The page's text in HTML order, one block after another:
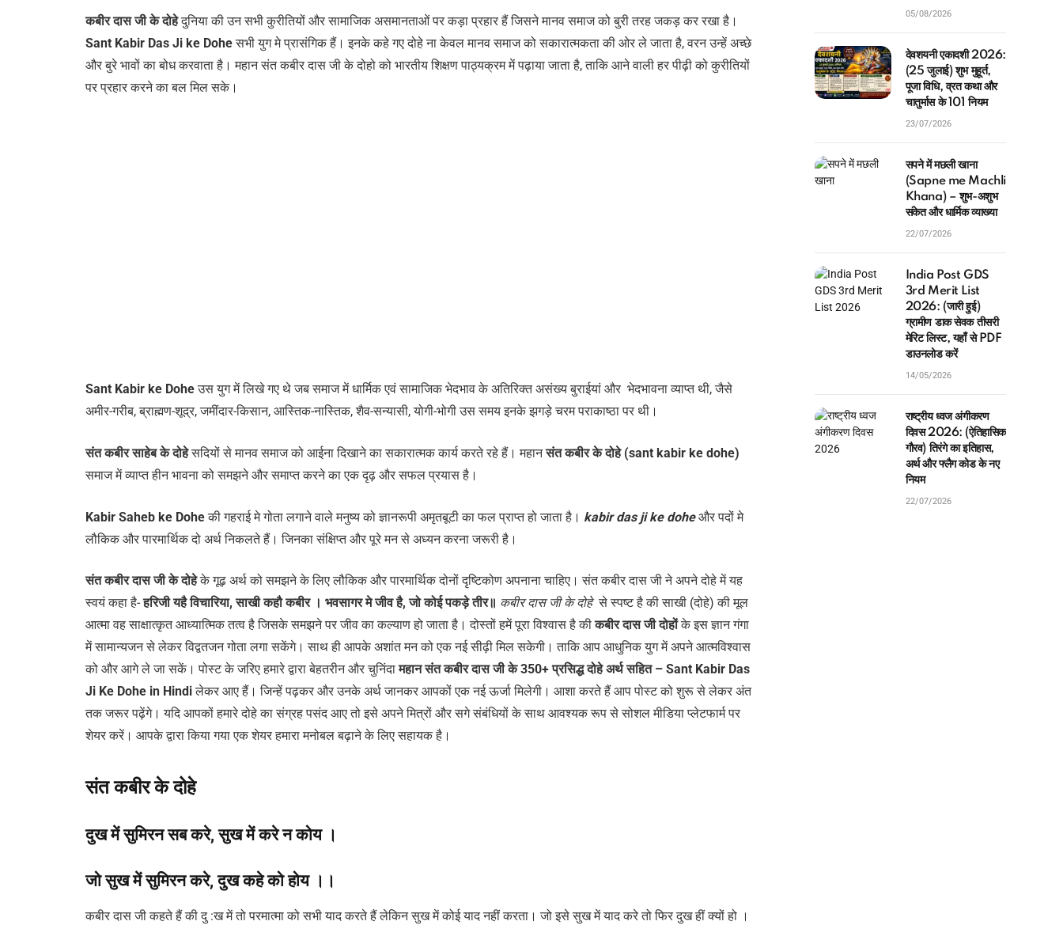
कबीर दास जी के दोहेदुनिया की उन सभी कुरीतियों और सामाजिक असमानताओं पर कड़ा प्रहार हैं जिसने मानव समाज को बुरी तरह जकड़ कर रखा है।
Sant Kabir Das Ji ke Doheसभी युग मे प्रासंगिक हैं। इनके कहे गए दोहे ना केवल मानव समाज को सकारात्मकता की ओर ले जाता है, वरन उन्हें अच्छे
और बुरे भावों का बोध करवाता है। महान संत कबीर दास जी के दोहो को भारतीय शिक्षण पाठ्यक्रम में पढ़ाया जाता है, ताकि आने वाली हर पीढ़ी को कुरीतियों
पर प्रहार करने का बल मिल सके।
Sant Kabir ke Doheउस युग में लिखे गए थे जब समाज में धार्मिक एवं सामाजिक भेदभाव के अतिरिक्त असंख्य बुराईयां और भेदभावना व्याप्त थी, जैसे
अमीर-गरीब, ब्राह्मण-शूद्र, जमींदार-किसान, आस्तिक-नास्तिक, शैव-सन्यासी, योगी-भोगी उस समय इनके झगड़े चरम पराकाष्ठा पर थी।
संत कबीर साहेब के दोहेसदियों से मानव समाज को आईना दिखाने का सकारात्मक कार्य करते रहे हैं। महानसंत कबीर के दोहे (sant kabir ke dohe)
समाज में व्याप्त हीन भावना को समझने और समाप्त करने का एक दृढ़ और सफल प्रयास है।
Kabir Saheb ke Doheकी गहराई मे गोता लगाने वाले मनुष्य को ज्ञानरूपी अमृतबूटी का फल प्राप्त हो जाता है। kabir das ji ke doheऔर पदों मे
लौकिक और पारमार्थिक दो अर्थ निकलते हैं। जिनका संक्षिप्त और पूरे मन से अध्यन करना जरूरी है।
संत कबीर दास जी के दोहेके गूढ़ अर्थ को समझने के लिए लौकिक और पारमार्थिक दोनों दृष्टिकोण अपनाना चाहिए। संत कबीर दास जी ने अपने दोहे में यह
स्वयं कहा है-हरिजी यहै विचारिया, साखी कहौ कबीर । भवसागर मे जीव है, जो कोई पकड़े तीर॥ कबीर दास जी के दोहे से स्पष्ट है की साखी (दोहे) की मूल
आत्मा वह साक्षात्कृत आध्यात्मिक तत्व है जिसके समझने पर जीव का कल्याण हो जाता है। दोस्तों हमें पूरा विश्वास है कीकबीर दास जी दोहोंके इस ज्ञान गंगा
में सामान्यजन से लेकर विद्वतजन गोता लगा सकेंगे। साथ ही आपके अशांत मन को एक नई सीढ़ी मिल सकेगी। ताकि आप आधुनिक युग में अपने आत्मविश्वास
को और आगे ले जा सकें। पोस्ट के जरिए हमारे द्वारा बेहतरीन और चुनिंदामहान संत कबीर दास जी के 350+ प्रसिद्ध दोहे अर्थ सहित – Sant Kabir Das
Ji Ke Dohe in Hindiलेकर आए हैं। जिन्हें पढ़कर और उनके अर्थ जानकर आपकों एक नई ऊर्जा मिलेगी। आशा करते हैं आप पोस्ट को शुरू से लेकर अंत
तक जरूर पढ़ेंगे। यदि आपकों हमारे दोहे का संग्रह पसंद आए तो इसे अपने मित्रों और सगे संबंधियों के साथ आवश्यक रूप से सोशल मीडिया प्लेटफार्म पर
शेयर करें। आपके द्वारा किया गया एक शेयर हमारा मनोबल बढ़ाने के लिए सहायक है।
संत कबीर के दोहे
दुख में सुमिरन सब करे, सुख में करे न कोय ।
जो सुख में सुमिरन करे, दुख कहे को होय ।।
कबीर दास जी कहते हैं की दु :ख में तो परमात्मा को सभी याद करते हैं लेकिन सुख में कोई याद नहीं करता। जो इसे सुख में याद करे तो फिर दुख हीं क्यों हो ।
05/08/2026
देवशयनी एकादशी 2026:
(25 जुलाई) शुभ मुहूर्त,
पूजा विधि, व्रत कथा और
चातुर्मास के 101 नियम
23/07/2026
सपने में मछली खाना
(Sapne me Machli
Khana) – शुभ-अशुभ
संकेत और धार्मिक व्याख्या
22/07/2026
India Post GDS
3rd Merit List
2026: (जारी हुई)
ग्रामीण डाक सेवक तीसरी
मेरिट लिस्ट, यहाँ से PDF
डाउनलोड करें
14/05/2026
राष्ट्रीय ध्वज अंगीकरण
दिवस 2026: (ऐतिहासिक
गौरव) तिरंगे का इतिहास,
अर्थ और फ्लैग कोड के नए
नियम
22/07/2026